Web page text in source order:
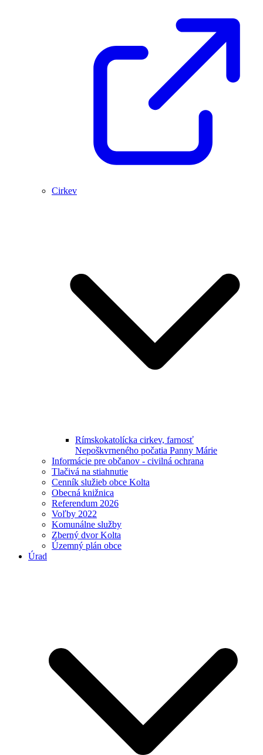
Cirkev
Rímskokatolícka cirkev, farnosť
Nepoškvrneného počatia Panny Márie
Informácie pre občanov - civilná ochrana
Tlačivá na stiahnutie
Cenník služieb obce Kolta
Obecná knižnica
Referendum 2026
Voľby 2022
Komunálne služby
Zberný dvor Kolta
Územný plán obce
Úrad